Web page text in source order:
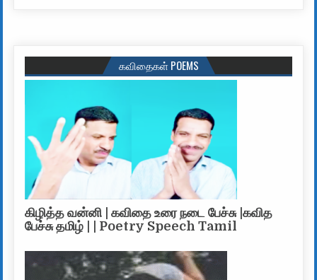
கவிதைகள் POEMS
கிழித்த வன்னி | கவிதை உரை நடை பேச்சு |கவித
பேச்சு தமிழ் | | Poetry Speech Tamil